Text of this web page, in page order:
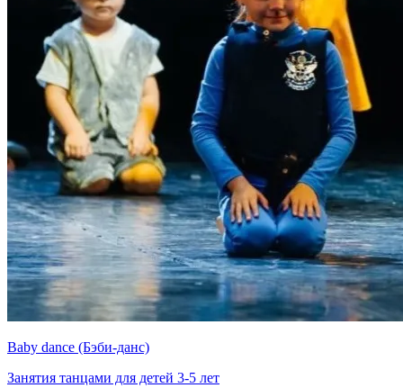
Baby dance (Бэби-данс)
Занятия танцами для детей 3-5 лет